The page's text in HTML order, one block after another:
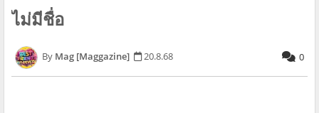
ไม่มีชื่อ
Mag [Maggazine] 20.8.68 0